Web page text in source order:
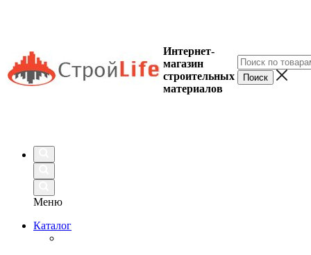
Интернет-
магазин
строительных
материалов
Меню
Каталог